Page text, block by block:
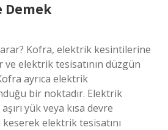
Demek
Kofra, elektrik kesintilerine
ve elektrik tesisatının düzgün
ayrıca elektrik
bir noktadır. Elektrik
yük veya kısa devre
elektrik tesisatını